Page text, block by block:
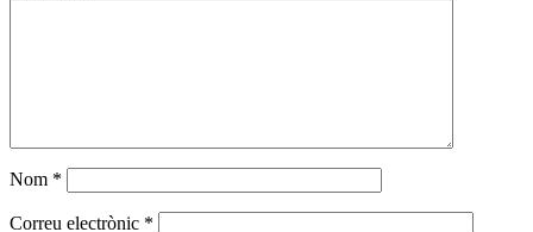
Nom *
Correu electrònic *